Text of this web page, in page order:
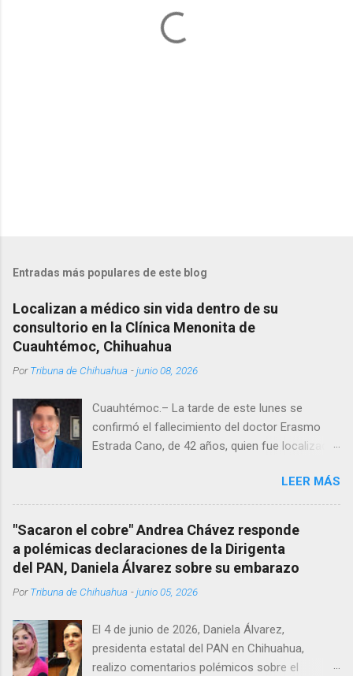
Entradas más populares de este blog
Localizan a médico sin vida dentro de su
consultorio en la Clínica Menonita de
Cuauhtémoc, Chihuahua
PorTribuna de Chihuahua -junio 08, 2026
Cuauhtémoc.– La tarde de este lunes se
confirmó el fallecimiento del doctor Erasmo
Estrada Cano, de 42 años, quien fue localizado
Menonita, ubicada en el kilómetro 10 del
Corredor Comercial. Según reportes el médico
se habría quitado la vida mientras permanecía
encerrado en el consultorio, por lo que
autoridades tuvieron que derribar la puerta,
Estrada, quien se desempeñó como presidente
un médico reconocido en la región.
LEER MÁS
"Sacaron el cobre" Andrea Chávez responde
a polémicas declaraciones de la Dirigenta
del PAN, Daniela Álvarez sobre su embarazo
PorTribuna de Chihuahua -junio 05, 2026
El 4 de junio de 2026, Daniela Álvarez,
presidenta estatal del PAN en Chihuahua,
realizo comentarios polémicos sobre el